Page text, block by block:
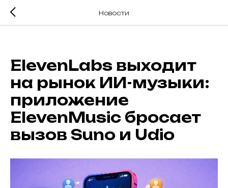
Новости
ElevenLabs выходит
на рынок ИИ-музыки:
приложение
ElevenMusic бросает
вызов Suno и Udio